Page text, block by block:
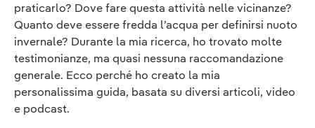
praticarlo? Dove fare questa attività nelle vicinanze?
Quanto deve essere fredda l’acqua per definirsi nuoto
invernale? Durante la mia ricerca, ho trovato molte
testimonianze, ma quasi nessuna raccomandazione
generale. Ecco perché ho creato la mia
personalissima guida, basata su diversi articoli, video
e podcast.